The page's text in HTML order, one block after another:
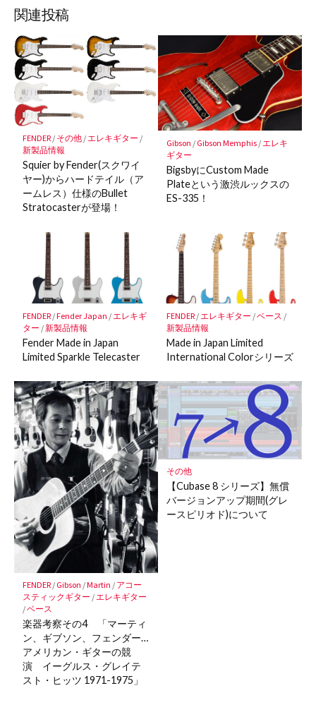
ア
マ
ー
ク
に
存
関連投稿
FENDER/ その他/エレキギター /
新製品情報
Squier by Fender(スクワイ
ヤー)からハードテイル（ア
ームレス）仕様のBullet
Stratocasterが登場！
Gibson / Gibson Memphis/ エレキ
ギター
BigsbyにCustom Made
Plateという激渋ルックスの
ES-335！
FENDER/Fender Japan / エレキギ
ター /新製品情報
Fender Made in Japan
Limited Sparkle Telecaster
FENDER/ エレキギター /ベース /
新製品情報
Made in Japan Limited
International Colorシリーズ
FENDER/ Gibson /Martin / アコー
スティックギター /エレキギター
/ベース
楽器考察その4 「マーティ
ン、ギブソン、フェンダー…
アメリカン・ギターの競
演 イーグルス・グレイテ
スト・ヒッツ 1971-1975」
その他
【Cubase 8 シリーズ】無償
バージョンアップ期間(グレ
ースピリオド)について